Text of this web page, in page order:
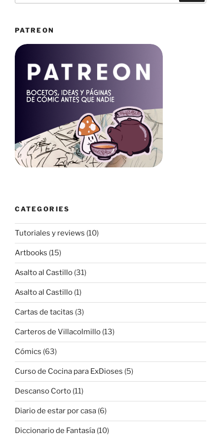
PATREON
CATEGORIES
Tutoriales y reviews (10)
Artbooks (15)
Asalto al Castillo (31)
Asalto al Castillo (1)
Cartas de tacitas (3)
Carteros de Villacolmillo (13)
Cómics (63)
Curso de Cocina para ExDioses (5)
Descanso Corto (11)
Diario de estar por casa (6)
Diccionario de Fantasía (10)